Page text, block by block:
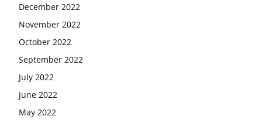
December 2022
November 2022
October 2022
September 2022
July 2022
June 2022
May 2022